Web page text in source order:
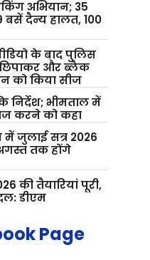
अभियान; 35
बसें दैन्य हालत, 100
के बाद पुलिस
छिपाकर और ब्लैक
को किया सीज
निर्देश; भीमताल में
करने को कहा
में जुलाई सत्र 2026
तक होंगे
की तैयारियां पूरी,
डीएम
Page